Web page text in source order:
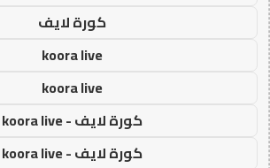
كورة لايف
koora live
koora live
كورة لايف - koora live
كورة لايف - koora live